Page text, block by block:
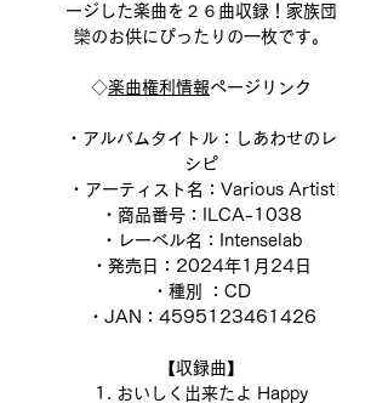
ージした楽曲を２６曲収録！家族団
欒のお供にぴったりの一枚です。
◇楽曲権利情報ページリンク
・アルバムタイトル：しあわせのレ
シピ
・アーティスト名：Various Artist
・商品番号：ILCA-1038
・レーベル名：Intenselab
・発売日：2024年1月24日
・種別 ：CD
・JAN：4595123461426
【収録曲】
1. おいしく出来たよ Happy